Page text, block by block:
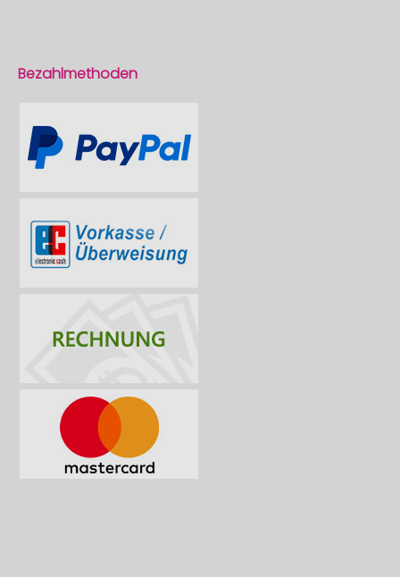
Bezahlmethoden